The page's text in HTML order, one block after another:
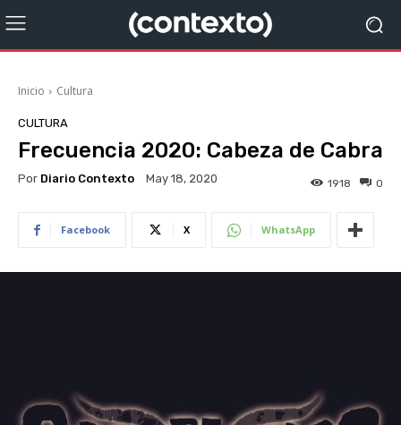
Inicio Cultura
CULTURA
Frecuencia 2020: Cabeza de Cabra
Por Diario Contexto May 18, 2020 0
1918
Facebook X WhatsApp